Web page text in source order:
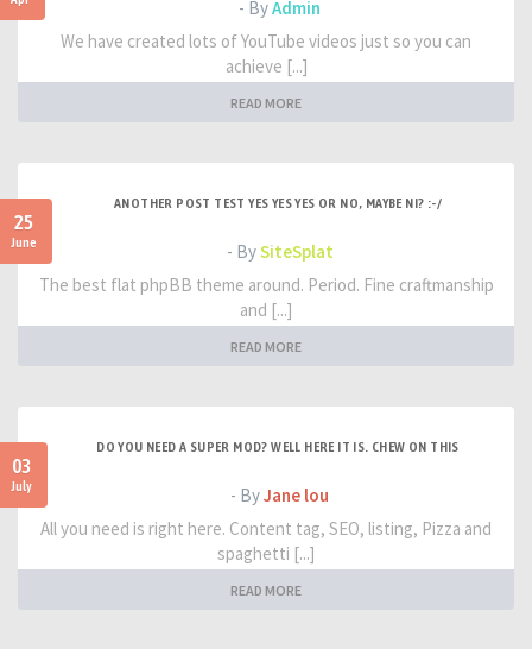
- ByAdmin
We have created lots of YouTube videos just so you can
achieve [...]
READ MORE
25
June
ANOTHER POST TEST YES YES YES OR NO, MAYBE NI? :-/
- BySiteSplat
The best flat phpBB theme around. Period. Fine craftmanship
and [...]
READ MORE
03
July
DO YOU NEED A SUPER MOD? WELL HERE IT IS. CHEW ON THIS
- ByJane lou
All you need is right here. Content tag, SEO, listing, Pizza and
spaghetti [...]
READ MORE